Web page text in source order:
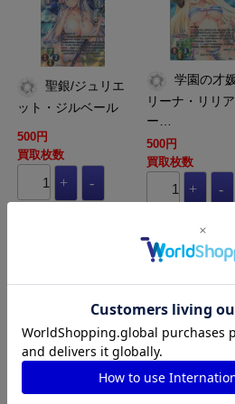
ット・ジルベール
500円
買取枚数
学園の才媛/ミ
リーナ・リリア
ー…
500円
買取枚数
買取カー
LO-LO-4572 LO-LO-4571